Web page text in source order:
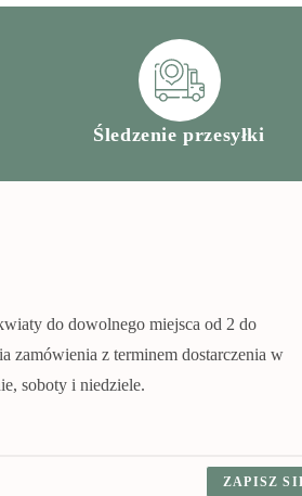
Śledzenie przesyłki
do dowolnego miejsca od 2 do
zamówienia z terminem dostarczenia w
soboty i niedziele.
ZAPISZ